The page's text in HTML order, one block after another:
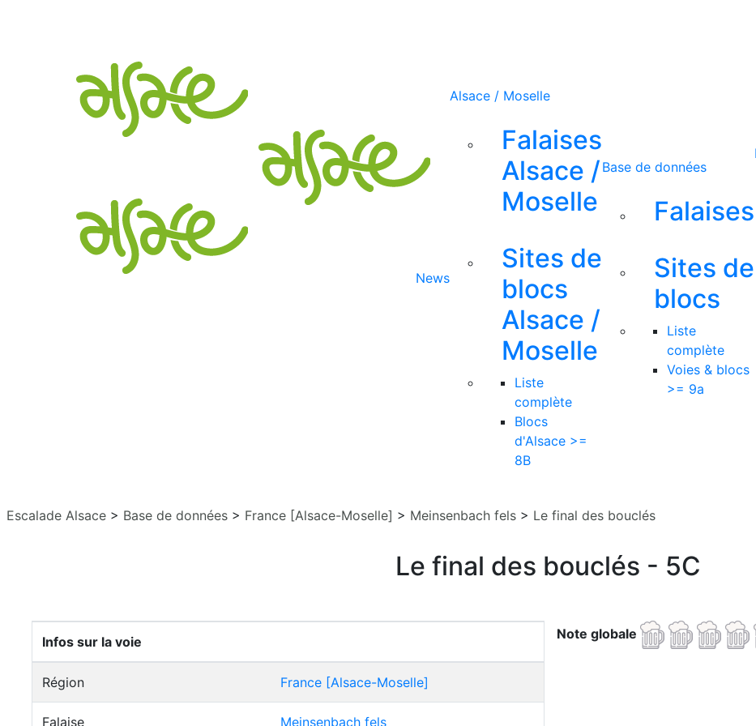
News
Alsace / Moselle
Falaises
Alsace /
Moselle
Sites de
blocs
Alsace /
Moselle
Liste
complète
Blocs
d'Alsace >=
8B
Base de données
Falaises
Sites de
blocs
Liste
complète
Voies & blocs
>= 9a
Escalade Alsace > Base de données > France [Alsace-Moselle] > Meinsenbach fels > Le final des bouclés
Le final des bouclés - 5C
Infos sur la voie
Région France [Alsace-Moselle]
Falaise Meinsenbach fels
Note globale